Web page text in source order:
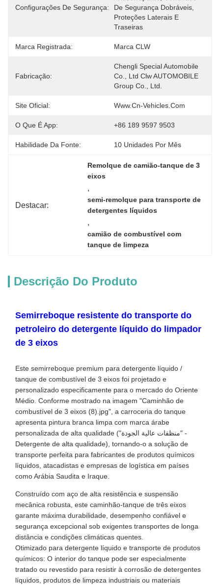
Configurações De Segurança:
De Segurança Dobráveis,
Proteções Laterais E
Traseiras
Marca Registrada: Marca CLW
Fabricação:
Chengli Special Automobile
Co., Ltd Clw AUTOMOBILE
Group Co., Ltd.
Site Oficial: Www.cn-Vehicles.com
O Que É App: +86 189 9597 9503
Habilidade Da Fonte: 10 Unidades Por Mês
Destacar:
Remolque de camião-tanque de 3
eixos
,
semi-remolque para transporte de
detergentes líquidos
,
camião de combustível com
tanque de limpeza
Descrição Do Produto
Semirreboque resistente do transporte do
petroleiro do detergente líquido do limpador
de 3 eixos
Este semirreboque premium para detergente líquido /
tanque de combustível de 3 eixos foi projetado e
personalizado especificamente para o mercado do Oriente
Médio. Conforme mostrado na imagem "Caminhão de
combustível de 3 eixos (8).jpg", a carroceria do tanque
apresenta pintura branca limpa com marca árabe
personalizada de alta qualidade ("منظفات عالية الجودة" -
Detergente de alta qualidade), tornando-o a solução de
transporte perfeita para fabricantes de produtos químicos
líquidos, atacadistas e empresas de logística em países
como Arábia Saudita e Iraque.
Construído com aço de alta resistência e suspensão
mecânica robusta, este caminhão-tanque de três eixos
garante máxima durabilidade, desempenho confiável e
segurança excepcional sob exigentes transportes de longa
distância e condições climáticas quentes.
Otimizado para detergente líquido e transporte de produtos
químicos: O interior do tanque pode ser especialmente
tratado ou revestido para resistir à corrosão de detergentes
líquidos, produtos de limpeza industriais ou materiais